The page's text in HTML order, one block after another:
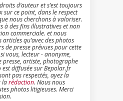
d’auteur et s’est toujours
sur ce point, dans le respect
nous cherchons à valoriser.
à des fins illustratives et non
commerciale. et nous
qu’avec des photos
de presse prévues pour cette
vous, lecteur - anonyme,
artiste, photographe
est diffusée sur Bepolar.fr
pas respectés, ayez la
larédaction. Nous nous
photos litigieuses. Merci